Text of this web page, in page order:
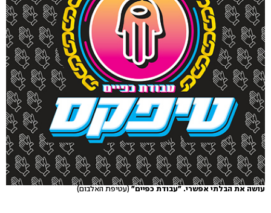
עושה את הבלתי אפשרי. "עבודת כפיים" (עטיפת האלבום)